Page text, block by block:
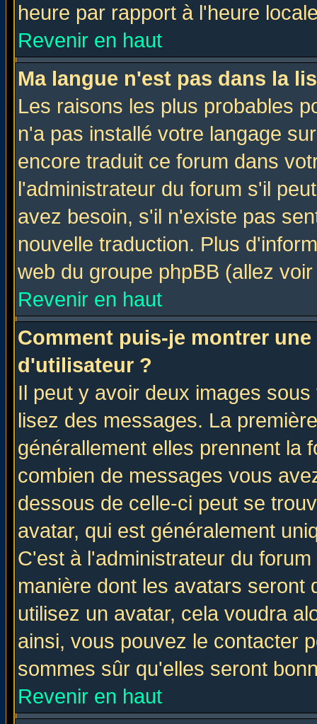
heure par rapport à l'heure
Revenir en haut
Ma langue n'est pas dans la
Les raisons les plus probables
n'a pas installé votre langage
encore traduit ce forum dans
l'administrateur du forum s'il
avez besoin, s'il n'existe pas
nouvelle traduction. Plus
web du groupe phpBB (allez
Revenir en haut
Comment puis-je montrer
d'utilisateur ?
Il peut y avoir deux images
lisez des messages. La
générallement elles prennent la
combien de messages vous
dessous de celle-ci peut se
avatar, qui est généralement
C'est à l'administrateur du
manière dont les avatars seront
utilisez un avatar, cela voudra
ainsi, vous pouvez le contacter
sommes sûr qu'elles seront
Revenir en haut